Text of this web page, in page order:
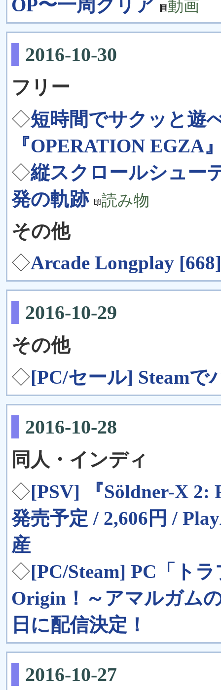
OP〜一周クリア
動画
2016-10-30
フリー
◇短時間でサクッと遊
『OPERATION EGZA
◇縦スクロールシュー
発の軌跡
読み物
その他
◇Arcade Longplay
2016-10-29
その他
◇[PC/セール] Steamで
2016-10-28
同人・インディ
◇[PSV] 『Söldner-X 2:
発売予定 / 2,606円 /
産
◇[PC/Steam] PC「ト
Origin！～アマルガム
日に配信決定！
2016-10-27